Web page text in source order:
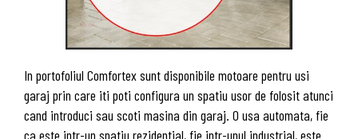
In portofoliul Comfortex sunt disponibile motoare pentru usi
garaj prin care iti poti configura un spatiu usor de folosit atunci
cand introduci sau scoti masina din garaj. O usa automata, fie
ca este intr-un spatiu rezidential, fie intr-unul industrial, este